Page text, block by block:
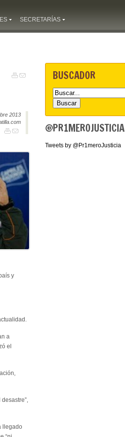
SECRETARÍAS
2013
y
a
el
llegado
BUSCADOR
@PR1MEROJUSTICIA
Tweets by @Pr1meroJusticia